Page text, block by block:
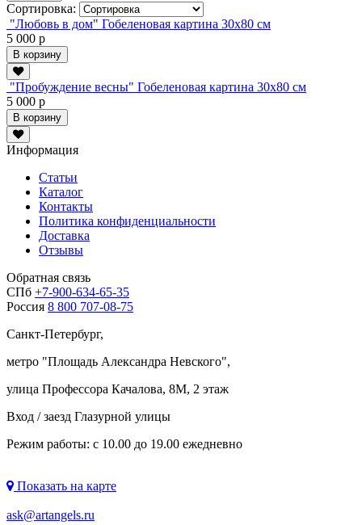
Сортировка:
"Любовь в дом" Гобеленовая картина 30х80 см
5 000 р
В корзину
"Пробуждение весны" Гобеленовая картина 30х80 см
5 000 р
В корзину
Информация
Статьи
Каталог
Контакты
Политика конфиденциальности
Доставка
Отзывы
Обратная связь
СПб +7-900-634-65-35
Россия 8 800 707-08-75
Санкт-Петербург,
метро "Площадь Александра Невского",
улица Профессора Качалова, 8М, 2 этаж
Вход / заезд Глазурной улицы
Режим работы: с 10.00 до 19.00 ежедневно
Показать на карте
ask@artangels.ru